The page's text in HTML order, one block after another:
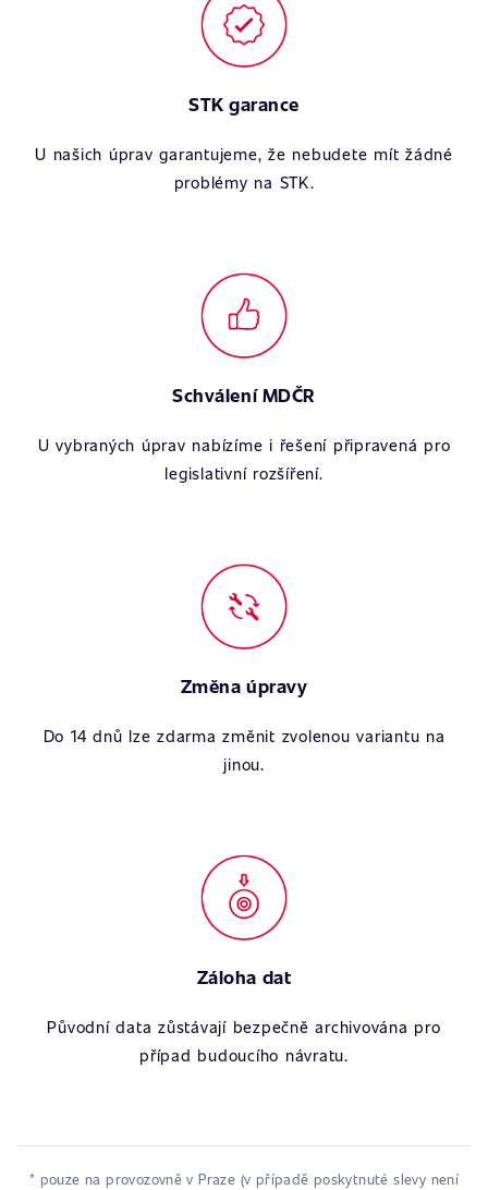
STK garance
U našich úprav garantujeme, že nebudete mít žádné
problémy na STK.
Schválení MDČR
U vybraných úprav nabízíme i řešení připravená pro
legislativní rozšíření.
Změna úpravy
Do 14 dnů lze zdarma změnit zvolenou variantu na
jinou.
Záloha dat
Původní data zůstávají bezpečně archivována pro
případ budoucího návratu.
* pouze na provozovně v Praze (v případě poskytnuté slevy není